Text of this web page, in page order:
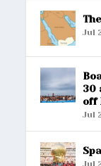
Jul
30
off
Jul
Jul